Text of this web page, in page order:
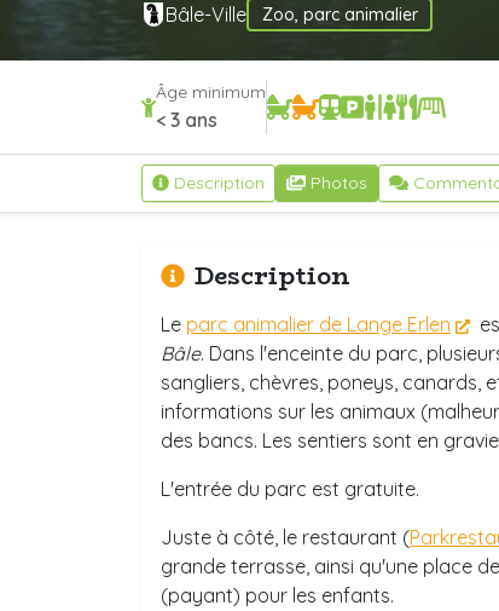
Bâle-Ville Zoo, parc animalier
Âge minimum
< 3 ans
Description Photos
Description
Le parc animalier de Lange Erlen
Bâle. Dans l'enceinte du parc,
sangliers, chèvres, poneys, canards,
informations sur les animaux
des bancs. Les sentiers sont en
L'entrée du parc est gratuite.
Juste à côté, le restaurant (
grande terrasse, ainsi qu'une place
(payant) pour les enfants.